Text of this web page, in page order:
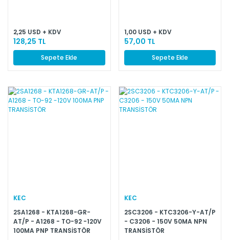
2,25 USD + KDV
128,25 TL
Sepete Ekle
1,00 USD + KDV
57,00 TL
Sepete Ekle
KEC
2SA1268 - KTA1268-GR-
AT/P - A1268 - TO-92 -120V
100MA PNP TRANSİSTÖR
KEC
2SC3206 - KTC3206-Y-AT/P
- C3206 - 150V 50MA NPN
TRANSİSTÖR